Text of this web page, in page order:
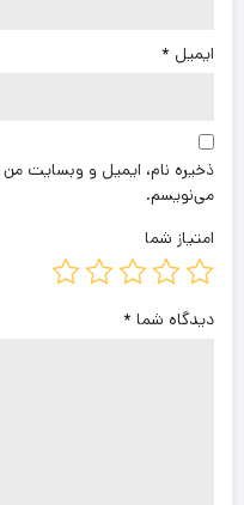
ایمیل *
ذخیره نام، ایمیل و وبسایت من
می‌نویسم.
امتیاز شما
دیدگاه شما *